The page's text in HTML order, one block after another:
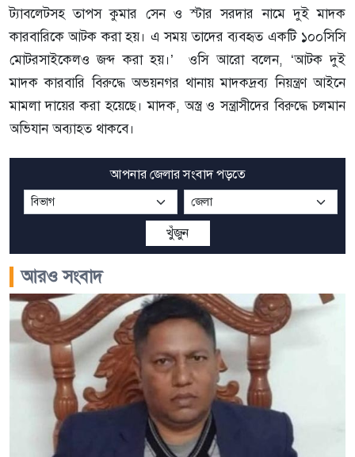
ট্যাবলেটসহ তাপস কুমার সেন ও স্টার সরদার নামে দুই মাদক
কারবারিকে আটক করা হয়। এ সময় তাদের ব্যবহৃত একটি ১০০সিসি
মোটরসাইকেলও জব্দ করা হয়।’ ওসি আরো বলেন, ‘আটক দুই
মাদক কারবারি বিরুদ্ধে অভয়নগর থানায় মাদকদ্রব্য নিয়ন্ত্রণ আইনে
মামলা দায়ের করা হয়েছে। মাদক, অস্ত্র ও সন্ত্রাসীদের বিরুদ্ধে চলমান
অভিযান অব্যাহত থাকবে।
আপনার জেলার সংবাদ পড়তে
খুঁজুন
আরও সংবাদ